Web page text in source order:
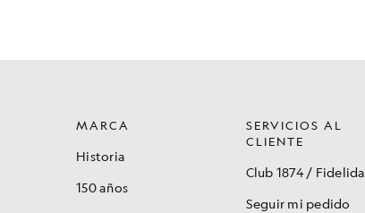
MARCA
Historia
150 años
SERVICIOS AL
CLIENTE
Club 1874 /
Seguir mi pedido